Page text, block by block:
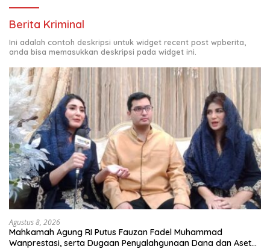
Berita Kriminal
Ini adalah contoh deskripsi untuk widget recent post wpberita,
anda bisa memasukkan deskripsi pada widget ini.
Agustus 8, 2026
Mahkamah Agung RI Putus Fauzan Fadel Muhammad
Wanprestasi, serta Dugaan Penyalahgunaan Dana dan Aset